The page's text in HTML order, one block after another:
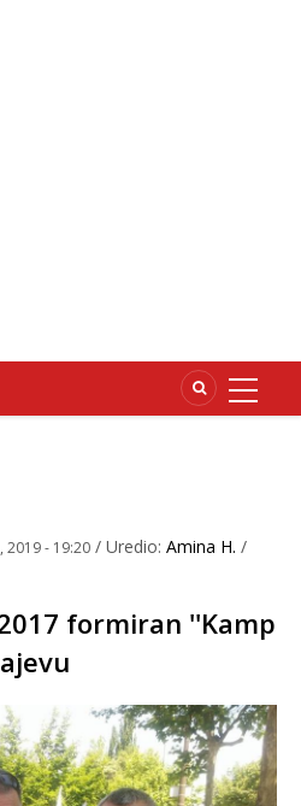
2019 - 19:20 / Uredio: Amina H. /
formiran ''Kamp